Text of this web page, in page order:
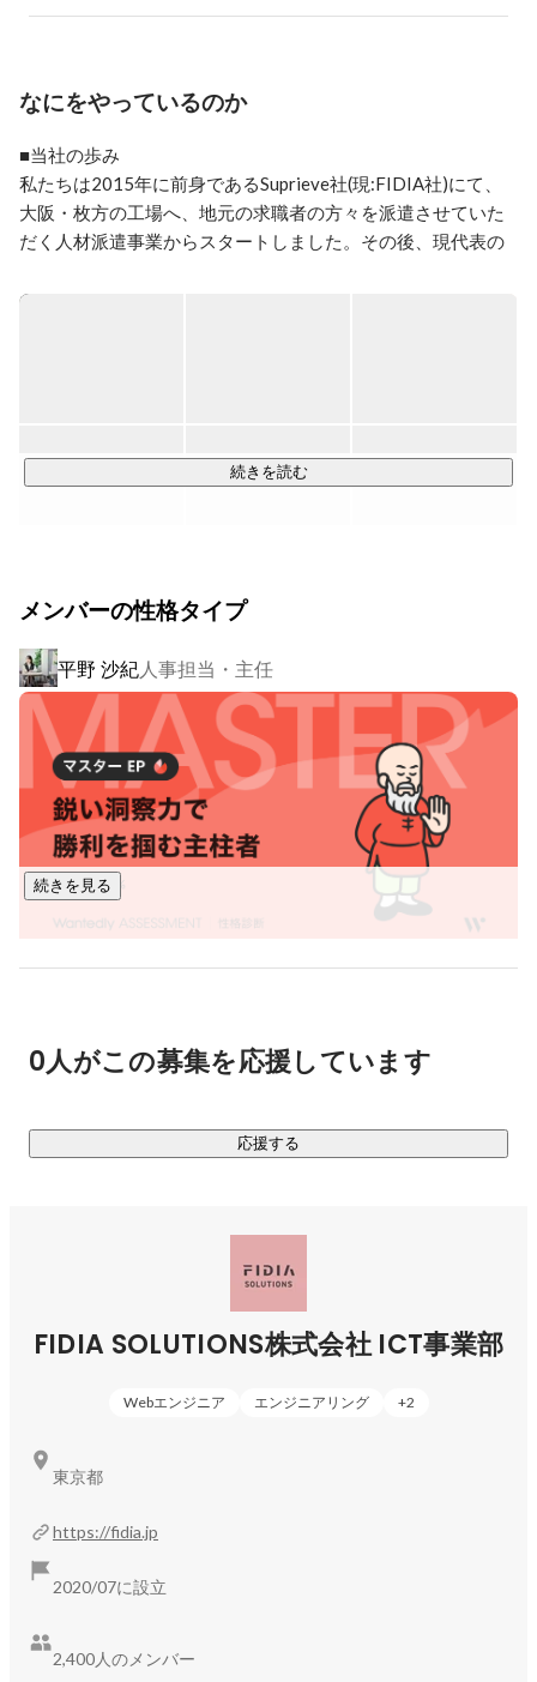
現在『IT領域の「できない」をゼロにする。』べく、
エンジニアを始め、関わる人々が今以上に輝ける場所が
思っている方、ぜひ仲良くしてください！
なにをやっているのか
■当社の歩み
私たちは2015年に前身であるSuprieve社(現:FIDIA社)にて、
大阪・枚方の工場へ、地元の求職者の方々を派遣させていた
だく人材派遣事業からスタートしました。その後、現代表の
い、2年が経った2017年、新卒60名採用・中途200名採用と
ICT事業部は『エンジニアがより輝くための事業部』として常
に動いてきました。
その上で現在、Web・オープン系の開発支援を中心に、未経
験からの開発エンジニアの育成、その他自社開発、自社スク
ールを実現しております。
＝＝＝＝＝＝＝＝＝＝＝＝＝＝＝＝
◎POINT①　実務×学びのハイブリッド体制で、“成長し続け
る自分”に。
FIDIA独自のスキルアップスキームでは、スキルを磨ける環境
― 5つのコースを通じて、開発力・設計力・マネジメント力
を段階的に強化。
す。
ただ学ぶだけでなく、「できることが増えていく」実感を得
◎POINT②　Web／オープン系に強み。“成長できるプロジェ
FIDIA SOLUTIONSは、PHP、Java、JavaScriptなどWeb・オ
ープン系開発を得意としています。
具体的には：
・Web/オープン系アプリケーションの基本設計／詳細設計
・Java/PHP等を用いた実装開発
・チーム内でのコードレビュー・開発プロセス改善活動
続きを読む
メンバーの性格タイプ
平野 沙紀 人事担当・主任
続きを見る
0人がこの募集を応援しています
応援する
FIDIA SOLUTIONS株式会社 ICT事業部
Webエンジニア エンジニアリング +2
https://fidia.jp
2020/07に設立
2,400人のメンバー
東京都